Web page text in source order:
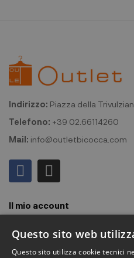
Indirizzo: Piazza della
Telefono: +39 02.66114260
Mail: info@outletbicocca.com
Il mio account
Outlet Bicocca
Iscriviti alla Newsletter
Questo sito web
Questo sito utilizza cookie tecnici